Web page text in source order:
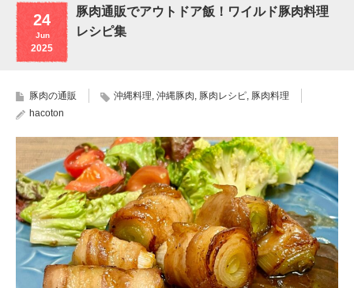
24
Jun
2025
豚肉通販でアウトドア飯！ワイルド豚肉料理
レシピ集
豚肉の通販 沖縄料理, 沖縄豚肉, 豚肉レシピ, 豚肉料理
hacoton